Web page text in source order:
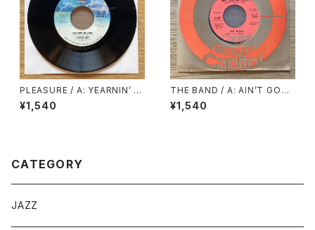
PLEASURE / A: YEARNIN’ B
URNIN’ (STEREO) / B: YEAR
NIN’ BURNIN’ (MONO)
¥1,540
THE BAND / A: AIN’T GOT
NO HOME / B: GET UP JAK
E
¥1,540
CATEGORY
JAZZ